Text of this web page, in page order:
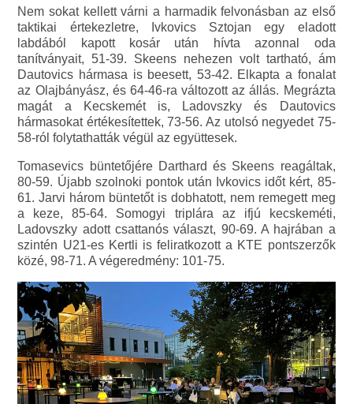
Nem sokat kellett várni a harmadik felvonásban az első
taktikai értekezletre, Ivkovics Sztojan egy eladott
labdából kapott kosár után hívta azonnal oda
tanítványait, 51-39. Skeens nehezen volt tartható, ám
Dautovics hármasa is beesett, 53-42. Elkapta a fonalat
az Olajbányász, és 64-46-ra változott az állás. Megrázta
magát a Kecskemét is, Ladovszky és Dautovics
hármasokat értékesítettek, 73-56. Az utolsó negyedet 75-
58-ról folytathatták végül az együttesek.
Tomasevics büntetőjére Darthard és Skeens reagáltak,
80-59. Újabb szolnoki pontok után Ivkovics időt kért, 85-
61. Jarvi három büntetőt is dobhatott, nem remegett meg
a keze, 85-64. Somogyi triplára az ifjú kecskeméti,
Ladovszky adott csattanós választ, 90-69. A hajrában a
szintén U21-es Kertli is feliratkozott a KTE pontszerzők
közé, 98-71. A végeredmény: 101-75.